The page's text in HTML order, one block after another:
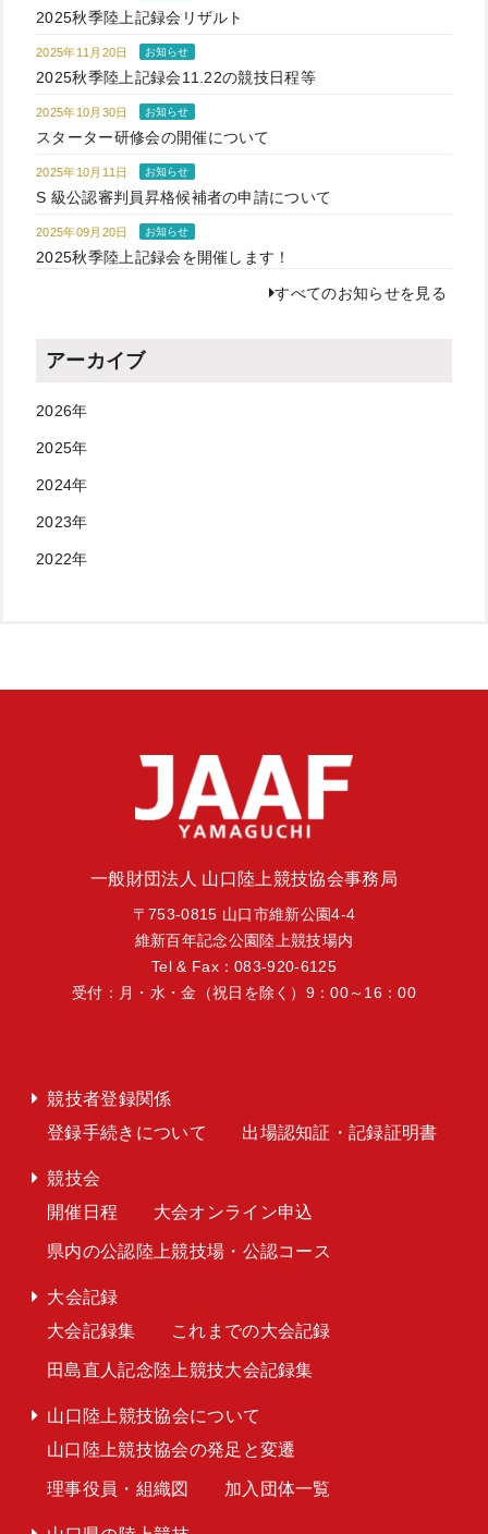
2025秋季陸上記録会リザルト
2025年11月20日 お知らせ
2025秋季陸上記録会11.22の競技日程等
2025年10月30日 お知らせ
スターター研修会の開催について
2025年10月11日 お知らせ
S 級公認審判員昇格候補者の申請について
2025年09月20日 お知らせ
2025秋季陸上記録会を開催します！
すべてのお知らせを見る
アーカイブ
2026年
2025年
2024年
2023年
2022年
一般財団法人 山口陸上競技協会事務局
〒753-0815 山口市維新公園4-4
維新百年記念公園陸上競技場内
Tel & Fax：083-920-6125
受付：月・水・金（祝日を除く）9：00～16：00
競技者登録関係
登録手続きについて
出場認知証・記録証明書
競技会
開催日程
大会オンライン申込
県内の公認陸上競技場・公認コース
大会記録
大会記録集
これまでの大会記録
田島直人記念陸上競技大会記録集
山口陸上競技協会について
山口陸上競技協会の発足と変遷
理事役員・組織図 加入団体一覧